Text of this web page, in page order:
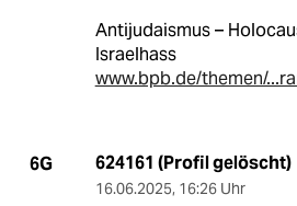
Antijudaismus –
Israelhass
www.bpb.de/themen/
6G 624161 (Profil gelöscht)
16.06.2025, 16:26 Uhr